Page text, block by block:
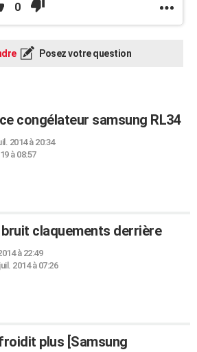
0
Posez votre question
congélateur samsung RL34
2014 à 20:34
à 08:57
claquements derrière
à 22:49
2014 à 07:26
plus [Samsung